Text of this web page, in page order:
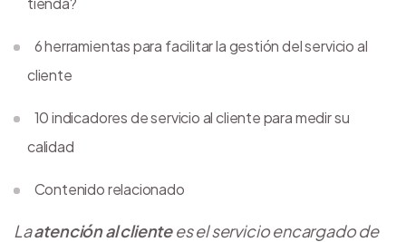
Laatención al clientees el servicio encargado de
6 herramientas para facilitar la gestión del servicio al
cliente
10 indicadores de servicio al cliente para medir su
calidad
Contenido relacionado